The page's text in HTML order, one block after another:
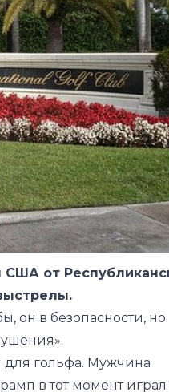
от
он в безопасности, но
гольфа. Мужчина
в тот момент играл
Агенты Секретной
Подозреваемый